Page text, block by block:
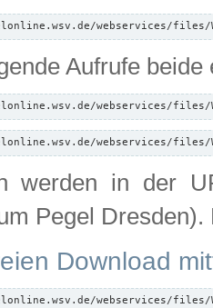
webservices/files/
Aufrufe beide
webservices/files/
webservices/files/
werden in der
Pegel
Download
webservices/files/